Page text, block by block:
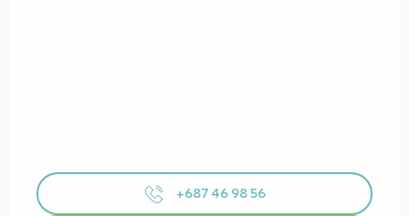
+687 46 98 56